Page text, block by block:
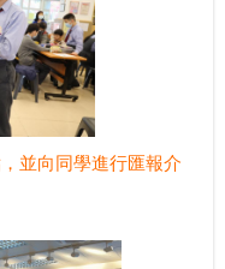
並向同學進行匯報介